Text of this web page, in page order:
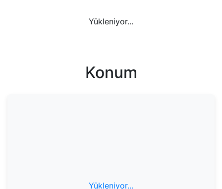
Yükleniyor...
Konum
Yükleniyor...